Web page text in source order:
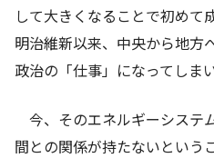
して大きくなることで初めて
明治維新以来、中央から地方
政治の「仕事」になってしま
今、そのエネルギーシステ
間との関係が持たないという